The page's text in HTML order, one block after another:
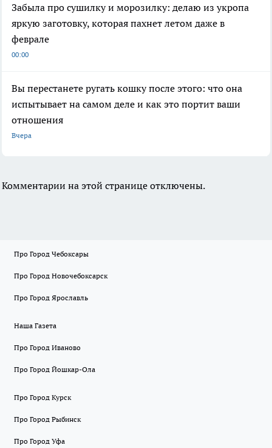
Забыла про сушилку и морозилку: делаю из укропа
яркую заготовку, которая пахнет летом даже в
феврале
00:00
Вы перестанете ругать кошку после этого: что она
испытывает на самом деле и как это портит ваши
отношения
Вчера
Комментарии на этой странице отключены.
Про Город Чебоксары
Про Город Новочебоксарск
Про Город Ярославль
Наша Газета
Про Город Иваново
Про Город Йошкар-Ола
Про Город Курск
Про Город Рыбинск
Про Город Уфа